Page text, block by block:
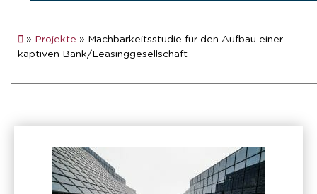
» Projekte » Machbarkeitsstudie für den Aufbau einer
kaptiven Bank/Leasinggesellschaft